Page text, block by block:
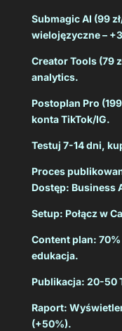
Submagic AI (99
wielojęzyczne –
Creator Tools (79
analytics.
Postoplan Pro
konta TikTok/IG.
Testuj 7-14 dni,
Proces
Dostęp: Business
Setup: Połącz w
Content plan:
edukacja.
Publikacja: 20-50
Raport:
(+50%).